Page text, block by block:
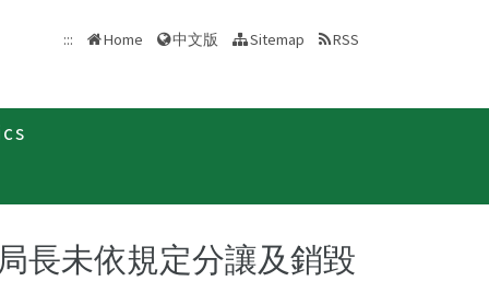
::: Home 中文版 Sitemap RSS
長未依規定分讓及銷毀